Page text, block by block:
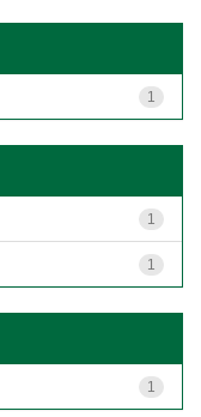
1
1
1
1